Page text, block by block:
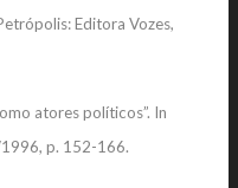
Editora Vozes,
atores políticos”. In
1996, p. 152-166.